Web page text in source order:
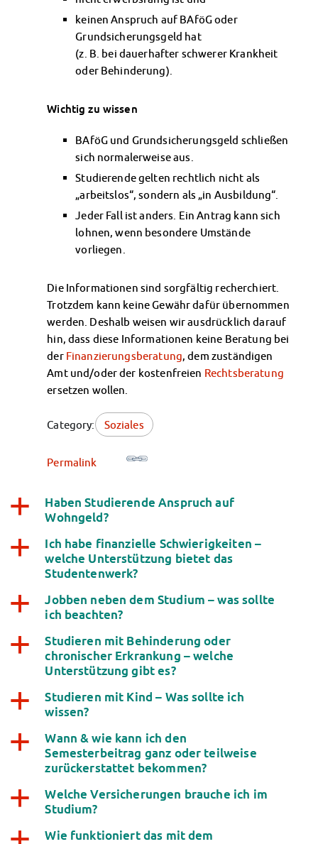
Contact Persons
Info points & advice centers
Management Board
Location Map
Datenschutzerklärung
keinen Anspruch auf BAföG oder
Grundsicherungsgeld hat
(z. B. bei dauerhafter schwerer Krankheit
oder Behinderung).
Wichtig zu wissen
BAföG und Grundsicherungsgeld schließen
sich normalerweise aus.
Studierende gelten rechtlich nicht als
„arbeitslos“, sondern als „in Ausbildung“.
Jeder Fall ist anders. Ein Antrag kann sich
lohnen, wenn besondere Umstände
vorliegen.
Die Informationen sind sorgfältig recherchiert.
Trotzdem kann keine Gewähr dafür übernommen
werden. Deshalb weisen wir ausdrücklich darauf
hin, dass diese Informationen keine Beratung bei
der Finanzierungsberatung, dem zuständigen
Amt und/oder der kostenfreien Rechtsberatung
ersetzen wollen.
Category: Soziales
Permalink
a
Haben Studierende Anspruch auf
Wohngeld?
a
Ich habe finanzielle Schwierigkeiten –
welche Unterstützung bietet das
Studentenwerk?
a
Jobben neben dem Studium – was sollte
ich beachten?
a
Studieren mit Behinderung oder
chronischer Erkrankung – welche
Unterstützung gibt es?
a
Studieren mit Kind – Was sollte ich
wissen?
a
Wann & wie kann ich den
Semesterbeitrag ganz oder teilweise
zurückerstattet bekommen?
a
Welche Versicherungen brauche ich im
Studium?
a
Wie funktioniert das mit dem